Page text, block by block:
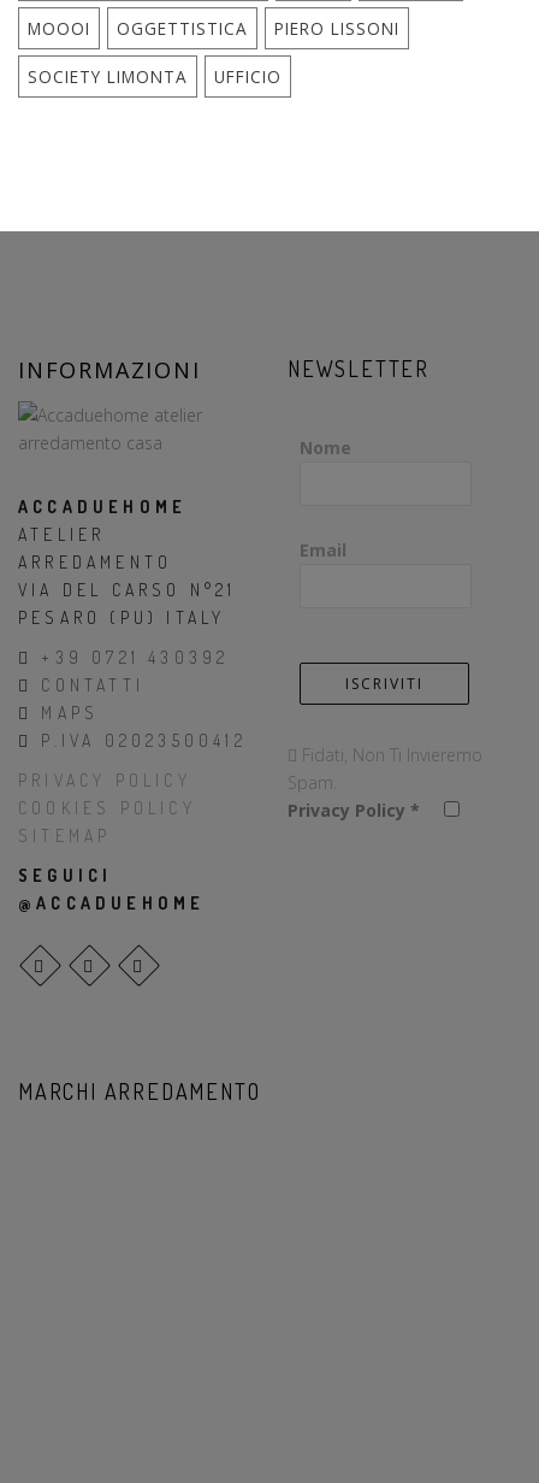
MOOOI OGGETTISTICA PIERO LISSONI
SOCIETY LIMONTA UFFICIO
INFORMAZIONI
ACCADUEHOME
ATELIER
ARREDAMENTO
VIA DEL CARSO N°21
PESARO (PU) ITALY
+39 0721 430392
CONTATTI
MAPS
P.IVA 02023500412
PRIVACY POLICY
COOKIES POLICY
SITEMAP
SEGUICI
@ACCADUEHOME
NEWSLETTER
Nome
Email
Fidati, Non Ti Invieremo
Spam.
Privacy Policy *
MARCHI ARREDAMENTO